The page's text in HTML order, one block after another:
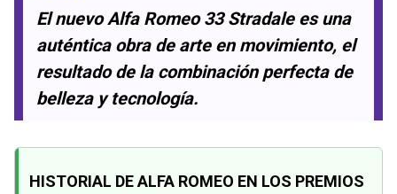
El nuevo Alfa Romeo 33 Stradale es una
auténtica obra de arte en movimiento, el
resultado de la combinación perfecta de
belleza y tecnología.
HISTORIAL DE ALFA ROMEO EN LOS PREMIOS